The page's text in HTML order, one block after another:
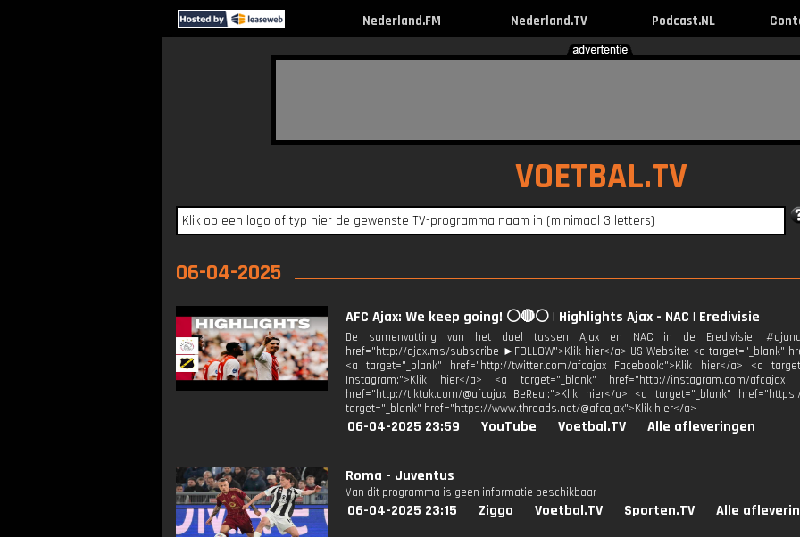
Nederland.FM Nederland.TV Podcast.NL
VOETBAL.TV
06-04-2025
AFC Ajax: We keep going! ⚪🔴⚪ | Highlights Ajax - NAC | Eredivisie
De samenvatting van het duel tussen Ajax en NAC in de Eredivisie. #ajanac
href="http://ajax.ms/subscribe ►FOLLOW">Klik hier</a> US Website: <a target="_blank"
<a target="_blank" href="http://twitter.com/afcajax Facebook:">Klik hier</a> <a
Instagram:">Klik hier</a> <a target="_blank" href="http://instagram.com/afcajax
href="http://tiktok.com/@afcajax BeReal:">Klik hier</a> <a target="_blank"
target="_blank" href="https://www.threads.net/@afcajax">Klik hier</a>
06-04-2025 23:59 YouTube Voetbal.TV Alle afleveringen
Roma - Juventus
Van dit programma is geen informatie beschikbaar
06-04-2025 23:15 Ziggo Voetbal.TV Sporten.TV Alle